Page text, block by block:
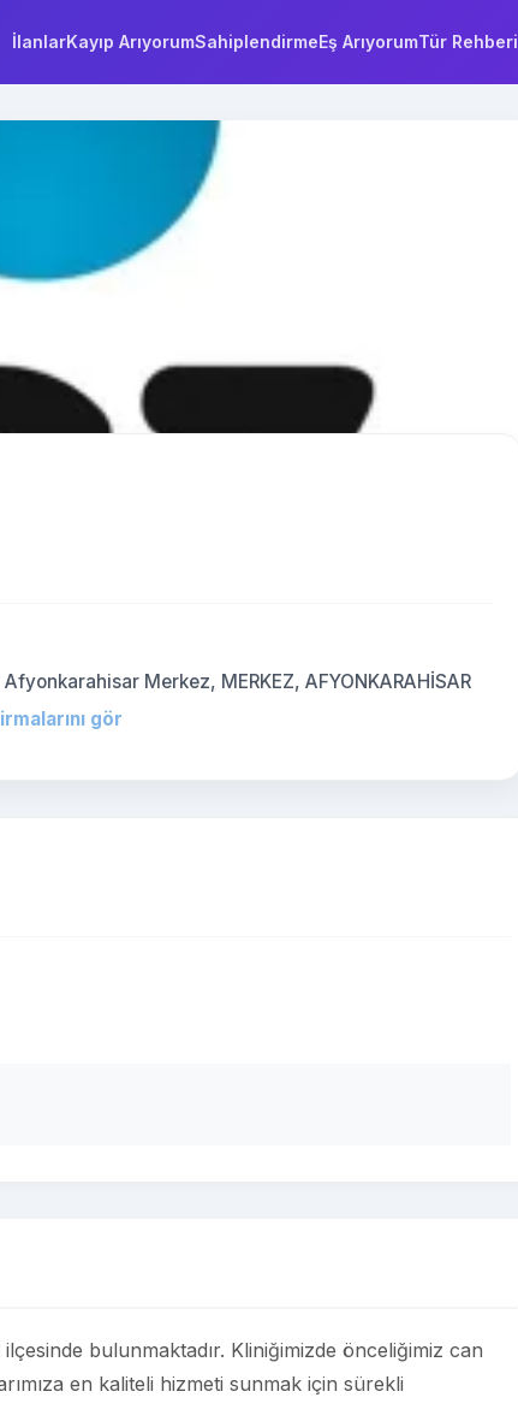
İlanlarKayıp ArıyorumSahiplendirmeEş ArıyorumTür Rehberi
Merkez, MERKEZ, AFYONKARAHİSAR
gör
bulunmaktadır. Kliniğimizde önceliğimiz can
en kaliteli hizmeti sunmak için sürekli